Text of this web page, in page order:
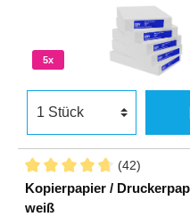
5x
(42)
Kopierpapier /
weiß